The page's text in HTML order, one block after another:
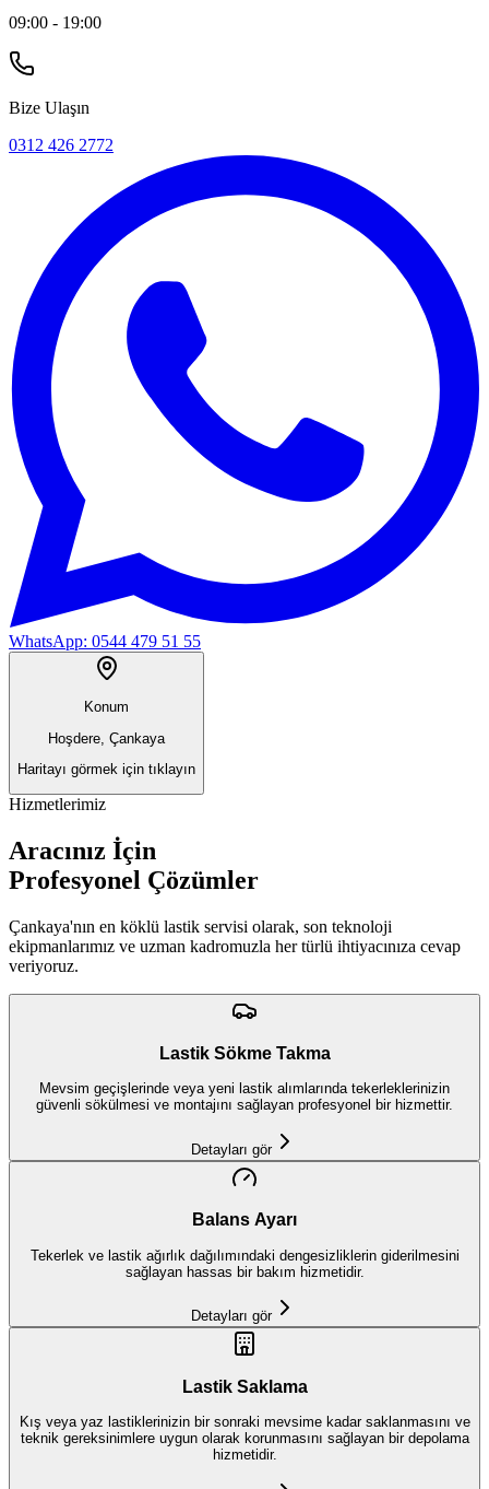
09:00 - 19:00
Bize Ulaşın
0312 426 2772
WhatsApp: 0544 479 51 55
Konum
Hoşdere, Çankaya
Haritayı görmek için tıklayın
Hizmetlerimiz
Aracınız İçin
Profesyonel Çözümler
Çankaya'nın en köklü lastik servisi olarak, son teknoloji
ekipmanlarımız ve uzman kadromuzla her türlü ihtiyacınıza cevap
veriyoruz.
Lastik Sökme Takma
Mevsim geçişlerinde veya yeni lastik alımlarında tekerleklerinizin
güvenli sökülmesi ve montajını sağlayan profesyonel bir hizmettir.
Detayları gör
Balans Ayarı
Tekerlek ve lastik ağırlık dağılımındaki dengesizliklerin giderilmesini
sağlayan hassas bir bakım hizmetidir.
Detayları gör
Lastik Saklama
Kış veya yaz lastiklerinizin bir sonraki mevsime kadar saklanmasını ve
teknik gereksinimlere uygun olarak korunmasını sağlayan bir depolama
hizmetidir.